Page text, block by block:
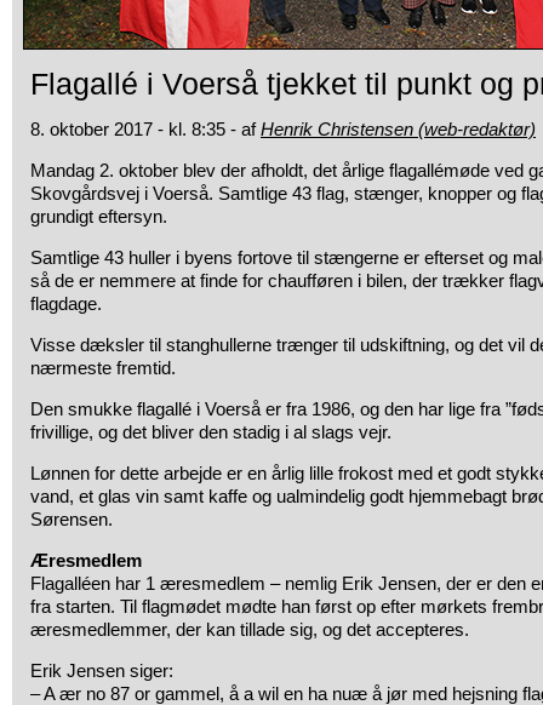
Flagallé i Voerså tjekket til punkt og
8. oktober 2017 - kl. 8:35 - afHenrik Christensen (web-redaktør)
Mandag 2. oktober blev der afholdt, det årlige flagallémøde ved
Skovgårdsvej i Voerså. Samtlige 43 flag, stænger, knopper og
grundigt eftersyn.
Samtlige 43 huller i byens fortove til stængerne er efterset og
så de er nemmere at finde for chaufføren i bilen, der trækker
flagdage.
Visse dæksler til stanghullerne trænger til udskiftning, og det vil
nærmeste fremtid.
Den smukke flagallé i Voerså er fra 1986, og den har lige fra
frivillige, og det bliver den stadig i al slags vejr.
Lønnen for dette arbejde er en årlig lille frokost med et godt
vand, et glas vin samt kaffe og ualmindelig godt hjemmebagt
Sørensen.
Æresmedlem
Flagalléen har 1 æresmedlem – nemlig Erik Jensen, der er den
fra starten. Til flagmødet mødte han først op efter mørkets
æresmedlemmer, der kan tillade sig, og det accepteres.
Erik Jensen siger:
– A ær no 87 or gammel, å a wil en ha nuæ å jør med hejsning